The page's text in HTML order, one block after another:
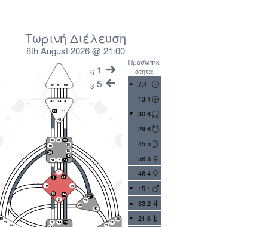
Τωρινή Διέλευση
8th August 2026 @ 21:00
6 1
3 5
Προσωπικ
ότητα
7.4
13.4
30.6
29.6
45.5
56.3
46.4
15.1
33.2
21.6